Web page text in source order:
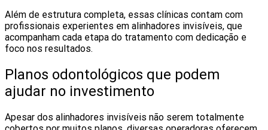
Além de estrutura completa, essas clínicas contam com
profissionais experientes em alinhadores invisíveis, que
acompanham cada etapa do tratamento com dedicação e
foco nos resultados.
Planos odontológicos que podem
ajudar no investimento
Apesar dos alinhadores invisíveis não serem totalmente